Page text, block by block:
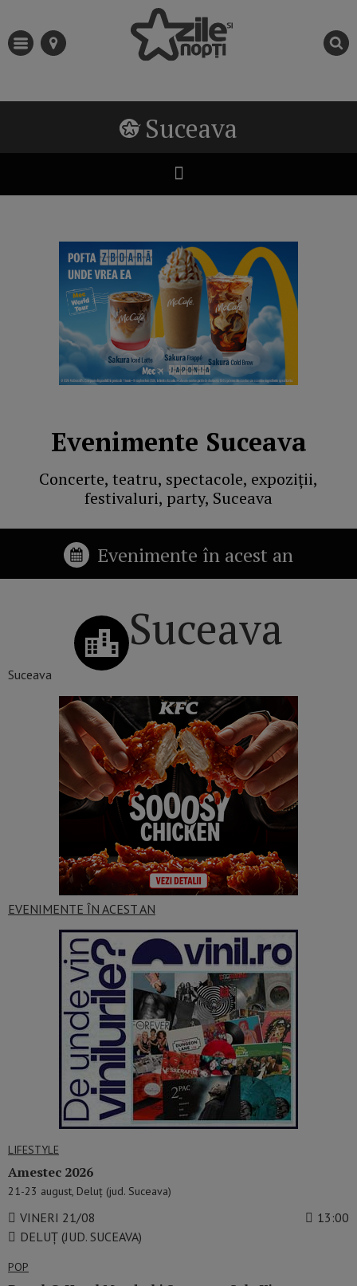
Suceava
Evenimente Suceava
Concerte, teatru, spectacole, expoziții,
festivaluri, party, Suceava
Evenimente în acest an
Suceava
Suceava
EVENIMENTE ÎN ACEST AN
LIFESTYLE
Amestec 2026
21-23 august, Deluț (jud. Suceava)
VINERI 21/08
13:00
DELUȚ (JUD. SUCEAVA)
POP